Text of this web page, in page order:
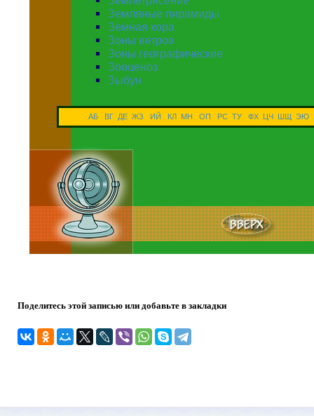
Земляные пирамиды
Земная кора
Зоны ветров
Зоны географические
Зооценоз
Зыбун
АБ ВГ ДЕ ЖЗ ИЙ КЛ МН ОП РС ТУ ФХ ЦЧ ЭЮ
Поделитесь этой записью или добавьте в закладки